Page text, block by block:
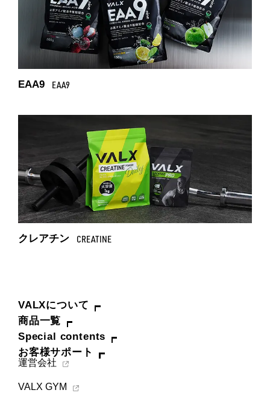
EAA9 EAA9
クレアチン CREATINE
VALXについて
商品一覧
Special contents
お客様サポート
運営会社
VALX GYM